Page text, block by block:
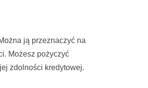
ją przeznaczyć na
Możesz pożyczyć
zdolności kredytowej.